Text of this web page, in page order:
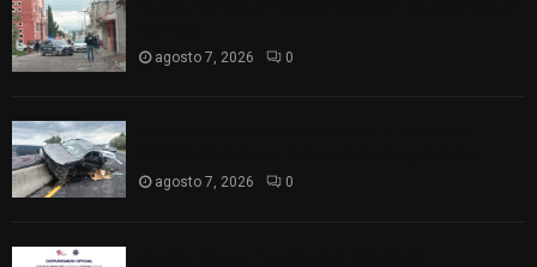
agosto 7, 2026 0
agosto 7, 2026 0